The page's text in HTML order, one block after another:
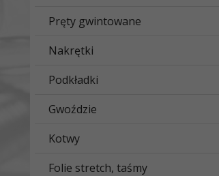
Pręty gwintowane
Nakrętki
Podkładki
Gwoździe
Kotwy
Folie stretch, taśmy